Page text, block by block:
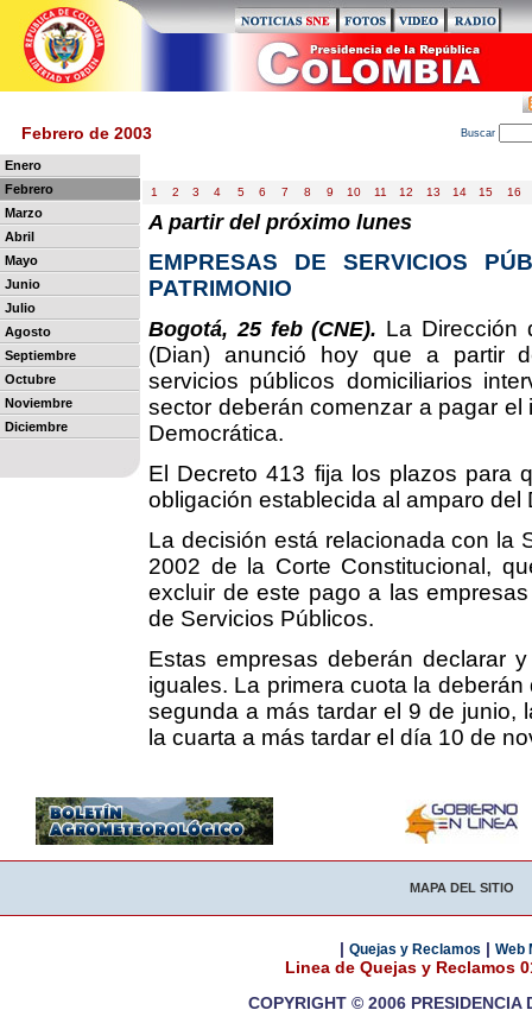
Febrero de 2003 Buscar
Enero
Febrero
Marzo
Abril
Mayo
Junio
Julio
Agosto
Septiembre
Octubre
Noviembre
Diciembre
1 2 3 4 5 6 7 8 9 10 11 12 13 14 15 16
A partir del próximo lunes
EMPRESAS DE SERVICIOS
PATRIMONIO
Bogotá, 25 feb (CNE). La Dirección
(Dian) anunció hoy que a partir
servicios públicos domiciliarios
sector deberán comenzar a pagar
Democrática.
El Decreto 413 fija los plazos para
obligación establecida al amparo
La decisión está relacionada con la
2002 de la Corte Constitucional,
excluir de este pago a las
de Servicios Públicos.
Estas empresas deberán declarar
iguales. La primera cuota la
segunda a más tardar el 9 de junio,
la cuarta a más tardar el día 10 de
MAPA DEL SITIO
| Quejas y Reclamos | Web
Linea de Quejas y Reclamos
COPYRIGHT © 2006 PRESIDENCIA